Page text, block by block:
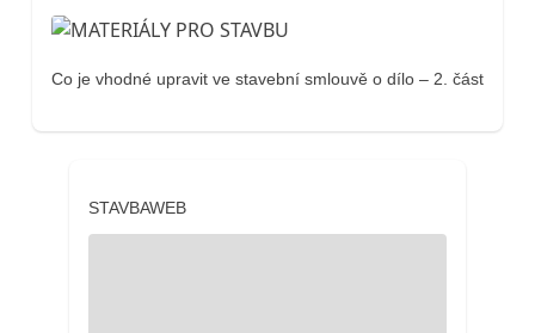
Co je vhodné upravit ve stavební smlouvě o dílo – 2. část
STAVBAWEB